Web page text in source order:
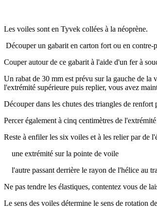
Les voiles sont en Tyvek collées à la néoprène.
Découper un gabarit en carton fort ou en contre-
Couper autour de ce gabarit à l'aide d'un fer à
Un rabat de 30 mm est prévu sur la gauche de
l'extrémité supérieure puis replier, vous avez
Découper dans les chutes des triangles de
Percer également à cinq centimètres de
Reste à enfiler les six voiles et à les relier par de
une extrémité sur la pointe de voile
l'autre passant derrière le rayon de l'hélice au
Ne pas tendre les élastiques, contentez vous de
Le sens des voiles détermine le sens de rotation